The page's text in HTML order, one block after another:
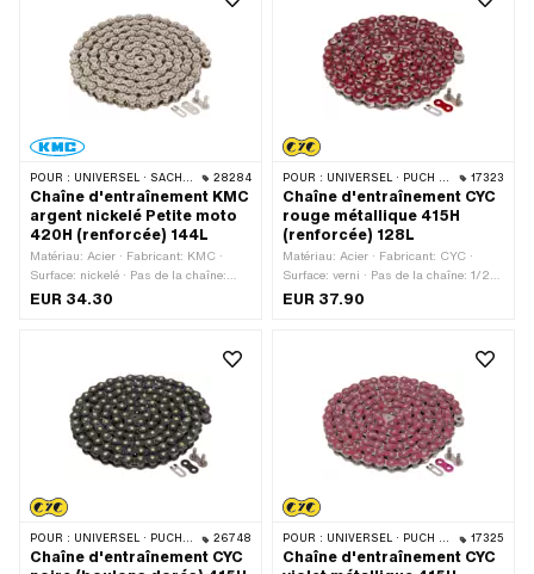
POUR : UNIVERSEL · SACHS · KREIDLER 28284
Chaîne d'entraînement KMC
argent nickelé Petite moto
420H (renforcée) 144L
Matériau: Acier · Fabricant: KMC ·
Surface: nickelé · Pas de la chaîne:
1/2" x 1/4" · Type de chaîne: 420H ·
cadenas à chaîne: Fermeture à ressort
EUR 34.30
POUR : UNIVERSEL · PUCH · SACHS · PONY / CILO (BÊTA 521 & 512) · ZÜNDAPP BELMONDO · TOMOS · BYE BIKE 17323
Chaîne d'entraînement CYC
rouge métallique 415H
(renforcée) 128L
Matériau: Acier · Fabricant: CYC ·
Surface: verni · Pas de la chaîne: 1/2"
x 3/16" · Type de chaîne: 415H ·
cadenas à chaîne: Fermeture à ressort
EUR 37.90
POUR : UNIVERSEL · PUCH · SACHS · PONY / CILO (BÊTA 521 & 512) · ZÜNDAPP BELMONDO · TOMOS · BYE BIKE 26748
Chaîne d'entraînement CYC
POUR : UNIVERSEL · PUCH · SACHS · PONY / CILO (BÊTA 521 & 512) · ZÜNDAPP BELMONDO · TOMOS · BYE BIKE 17325
Chaîne d'entraînement CYC